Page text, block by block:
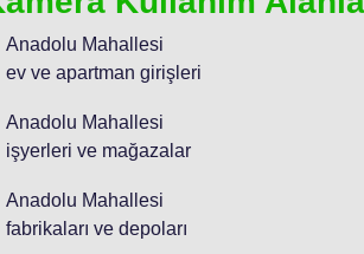
Anadolu Mahallesi
ev ve apartman girişleri
Anadolu Mahallesi
işyerleri ve mağazalar
Anadolu Mahallesi
fabrikaları ve depoları